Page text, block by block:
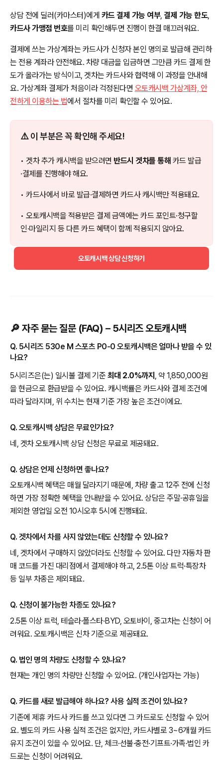
상담 전에 딜러(카마스터)에게 카드 결제 가능 여부, 결제 가능 한도,
카드사 가맹점 번호를 미리 확인해두면 진행이 한결 매끄러워요.
결제에 쓰는 가상계좌는 카드사가 신청자 본인 명의로 발급해 관리하
는 전용 계좌라 안전해요. 차량 대금을 입금하면 그만큼 카드 결제 한
도가 올라가는 방식이고, 겟차는 카드사와 협력해 이 과정을 안내해
요. 가상계좌 결제가 처음이라 걱정된다면 오토캐시백 가상계좌, 안
전하게 이용하는 법에서 절차를 미리 확인할 수 있어요.
⚠️ 이 부분은 꼭 확인해 주세요!
• 겟차 추가 캐시백을 받으려면 반드시 겟차를 통해 카드 발급
·결제를 진행해야 해요.
• 카드사에서 바로 발급·결제하면 카드사 캐시백만 적용돼요.
• 오토캐시백을 적용받은 결제 금액에는 카드 포인트·청구할
인·마일리지 등 다른 카드 혜택이 함께 적용되지 않아요.
오토캐시백 상담 신청하기
🔎 자주 묻는 질문 (FAQ) – 5시리즈 오토캐시백
Q. 5시리즈 530e M 스포츠 P0-0 오토캐시백은 얼마나 받을 수 있
나요?
5시리즈은(는) 일시불 결제 기준 최대 2.0%까지 , 약 1,850,000원
을 현금으로 환급받을 수 있어요. 캐시백률은 카드사와 결제 조건에
따라 달라지며, 위 수치는 현재 기준 가장 높은 조건이에요.
Q. 오토캐시백 상담은 무료인가요?
네, 겟차 오토캐시백 상담 신청은 무료로 제공돼요.
Q. 상담은 언제 신청하면 좋나요?
오토캐시백 혜택은 매월 달라지기 때문에, 차량 출고 12주 전에 신청
하면 가장 정확한 혜택을 안내받을 수 있어요. 상담은 주말·공휴일을
제외한 영업일 오전 10시오후 5시에 진행돼요.
Q. 겟차에서 차를 사지 않았는데도 신청할 수 있나요?
네, 겟차에서 구매하지 않았더라도 신청할 수 있어요. 다만 자동차 판
매 코드를 가진 대리점에서 결제해야 하고, 2.5톤 이상 트럭·특장차
등 일부 차종은 제외돼요.
Q. 신청이 불가능한 차종도 있나요?
2.5톤 이상 트럭, 테슬라·폴스타·BYD, 오토바이, 중고차는 신청이 어
려워요. 오토캐시백은 신차 기준으로 제공돼요.
Q. 법인 명의 차량도 신청할 수 있나요?
현재는 개인 명의 차량만 신청할 수 있어요. (개인사업자는 가능)
Q. 카드를 새로 발급해야 하나요? 사용 실적 조건이 있나요?
기존에 제휴 카드사 카드를 쓰고 있다면 그 카드로도 신청할 수 있어
요. 별도의 카드 사용 실적 조건은 없지만, 카드사별로 3~6개월 카드
유지 조건이 있을 수 있어요. 단, 체크·선불·충전·기프트·가족·법인 카
드로는 신청이 어려워요.